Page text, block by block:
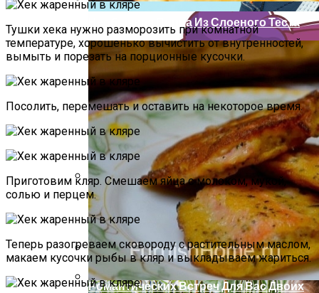
Компактно, Красиво, Удобно: 7
Нестандартных Идей Для Хранения
Обуви
Идеи Для Свиданий: 16 Самых Лучших
Романтических Встреч Для Вас Двоих
Необычная Пицца Из Слоеного Теста
Тушки хека нужно разморозить при комнатной
температуре, хорошенько вычистить от внутренностей,
вымыть и порезать на порционные кусочки.
Посолить, перемешать и оставить на некоторое время.
Приготовим кляр. Смешаем яйца с молоком, мукой,
солью и перцем.
Теперь разогреваем сковороду с растительным маслом,
макаем кусочки рыбы в кляр и выкладываем жариться.